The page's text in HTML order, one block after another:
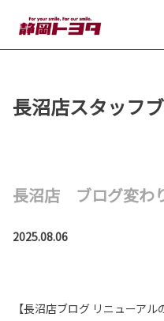
長沼店スタッフ
長沼店 ブログ変わ
2025.08.06
【長沼店ブログ リニューアル